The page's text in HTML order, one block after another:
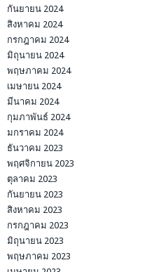
กันยายน 2024
สิงหาคม 2024
กรกฎาคม 2024
มิถุนายน 2024
พฤษภาคม 2024
เมษายน 2024
มีนาคม 2024
กุมภาพันธ์ 2024
มกราคม 2024
ธันวาคม 2023
พฤศจิกายน 2023
ตุลาคม 2023
กันยายน 2023
สิงหาคม 2023
กรกฎาคม 2023
มิถุนายน 2023
พฤษภาคม 2023